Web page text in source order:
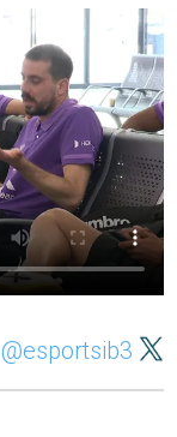
@esportsib3